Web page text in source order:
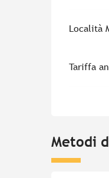
Località
Tariffa
Metodi